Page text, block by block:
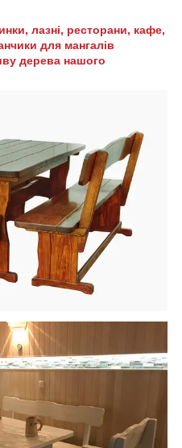
лазні, ресторани, кафе,
для мангалів
дерева нашого